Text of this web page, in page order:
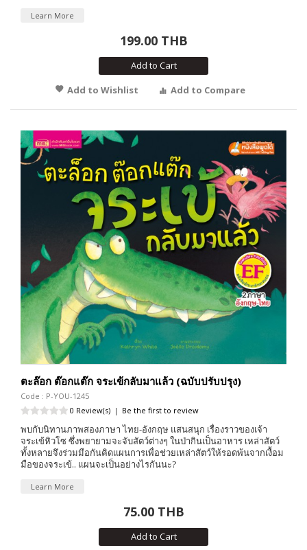
Learn More
199.00 THB
Add to Cart
Add to Wishlist
Add to Compare
ตะล๊อก ต๊อกแต๊ก จระเข้กลับมาแล้ว (ฉบับปรับปรุง)
Code : P-YOU-1245
0 Review(s) | Be the first to review
พบกับนิทานภาพสองภาษา ไทย-อังกฤษ แสนสนุก เรื่องราวของเจ้า
จระเข้หิวโซ ซึ่งพยายามจะจับสัตว์ต่างๆ ในป่ากินเป็นอาหาร เหล่าสัตว์
ทั้งหลายจึงร่วมมือกันคิดแผนการเพื่อช่วยเหล่าสัตว์ให้รอดพ้นจากเงื้อม
มือของจระเข้.. แผนจะเป็นอย่างไรกันนะ?
Learn More
75.00 THB
Add to Cart